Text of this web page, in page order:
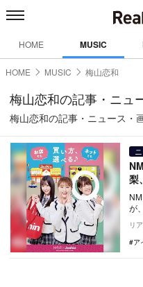
HOME MUSIC
HOME MUSIC 梅山恋和
梅山恋和の記事・ニュ
梅山恋和の記事・ニュース・
梨
が
リ
ア